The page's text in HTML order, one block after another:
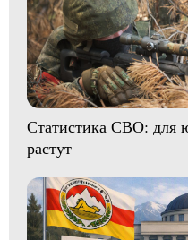
Статистика СВО: для
растут